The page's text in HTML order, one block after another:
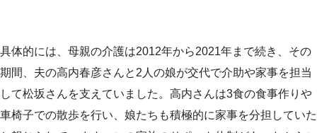
具体的には、母親の介護は2012年から2021年まで続き、その
期間、夫の高内春彦さんと2人の娘が交代で介助や家事を担当
して松坂さんを支えていました。高内さんは3食の食事作りや
車椅子での散歩を行い、娘たちも積極的に家事を分担していた